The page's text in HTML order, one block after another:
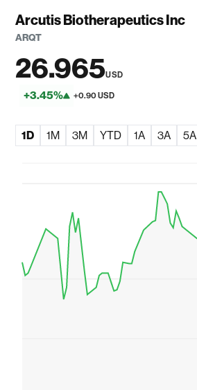
Arcutis Biotherapeutics Inc
ARQT
26.965USD
+3.45% +0.90 USD
1D 1M 3M YTD 1A 3A 5A